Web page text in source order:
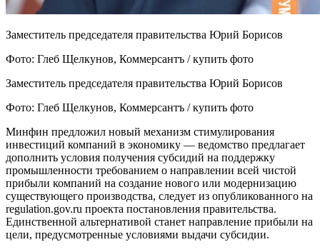
Заместитель председателя правительства Юрий Борисов
Фото: Глеб Щелкунов, Коммерсантъ / купить фото
Заместитель председателя правительства Юрий Борисов
Фото: Глеб Щелкунов, Коммерсантъ / купить фото
Минфин предложил новый механизм стимулирования
инвестиций компаний в экономику — ведомство предлагает
дополнить условия получения субсидий на поддержку
промышленности требованием о направлении всей чистой
прибыли компаний на создание нового или модернизацию
существующего производства, следует из опубликованного на
regulation.gov.ru проекта постановления правительства.
Единственной альтернативой станет направление прибыли на
цели, предусмотренные условиями выдачи субсидии.